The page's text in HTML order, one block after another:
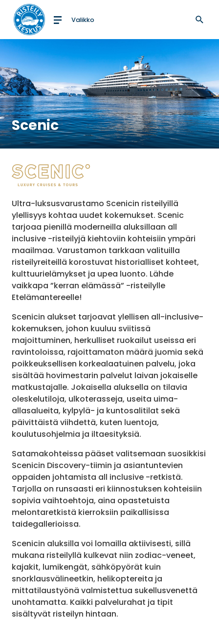
Etusivulle
Valikko
Scenic
Ultra-luksusvarustamo Scenicin risteilyillä
ylellisyys kohtaa uudet kokemukset. Scenic
tarjoaa pienillä moderneilla aluksillaan all
inclusive -risteilyjä kiehtoviin kohteisiin ympäri
maailmaa. Varustamon tarkkaan valituilla
risteilyreiteillä korostuvat historialliset kohteet,
kulttuurielämykset ja upea luonto. Lähde
vaikkapa ”kerran elämässä” -risteilylle
Etelämantereelle!
Scenicin alukset tarjoavat ylellisen all-inclusive-
kokemuksen, johon kuuluu sviitissä
majoittuminen, herkulliset ruokailut useissa eri
ravintoloissa, rajoittamaton määrä juomia sekä
poikkeuksellisen korkealaatuinen palvelu, joka
sisältää hovimestarin palvelut laivan jokaiselle
matkustajalle. Jokaisella aluksella on tilavia
oleskelutiloja, ulkoterasseja, useita uima-
allasalueita, kylpylä- ja kuntosalitilat sekä
päivittäistä viihdettä, kuten luentoja,
koulutusohjelmia ja iltaesityksiä.
Satamakohteissa pääset valitsemaan suosikkisi
Scenicin Discovery-tiimin ja asiantuntevien
oppaiden johtamista all inclusive -retkistä.
Tarjolla on runsaasti eri kiinnostuksen kohteisiin
sopivia vaihtoehtoja, aina opastetuista
melontaretkistä kierroksiin paikallisissa
taidegallerioissa.
Scenicin aluksilla voi lomailla aktiivisesti, sillä
mukana risteilyllä kulkevat niin zodiac-veneet,
kajakit, lumikengät, sähköpyörät kuin
snorklausvälineetkin, helikoptereita ja
mittatilaustyönä valmistettua sukellusvenettä
unohtamatta. Kaikki palvelurahat ja tipit
sisältyvät risteilyn hintaan.